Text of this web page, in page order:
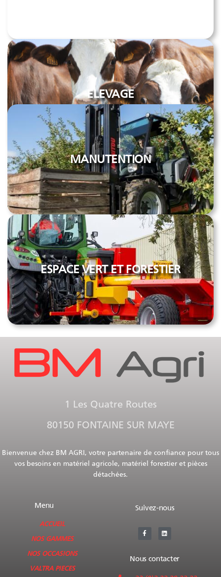
ELEVAGE
MANUTENTION
ESPACE VERT ET FORESTIER
1 Les Quatre Routes
80150 FONTAINE SUR MAYE
Bienvenue chez BM AGRI, votre partenaire de confiance pour tous
vos besoins en matériel agricole, matériel forestier et pièces
détachées.
Menu
ACCUEIL
NOS GAMMES
NOS OCCASIONS
VALTRA PIECES
Suivez-nous
Nous contacter